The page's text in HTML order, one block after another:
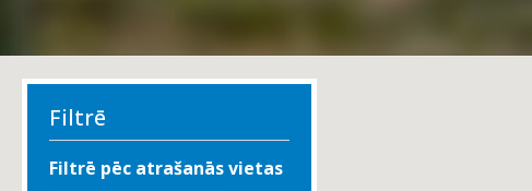
Filtrē
Filtrē pēc atrašanās vietas